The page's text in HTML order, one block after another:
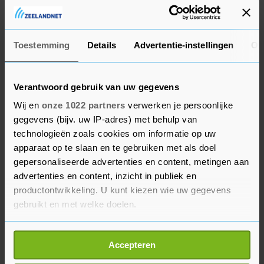
Toestemming Details Advertentie-instellingen
Verantwoord gebruik van uw gegevens
Wij en onze 1022 partners verwerken je persoonlijke
gegevens (bijv. uw IP-adres) met behulp van
technologieën zoals cookies om informatie op uw
apparaat op te slaan en te gebruiken met als doel
gepersonaliseerde advertenties en content, metingen aan
advertenties en content, inzicht in publiek en
productontwikkeling. U kunt kiezen wie uw gegevens
gebruikt en met welke doelen.
Als u het toestaat, willen we ook graag:
Informatie verzamelen over uw geografische
Accepteren
ING echter in goede financiële staat, waardoor
het totale aantal faillissementen beperkt blijft.
Ook kijken aannemers met meer vertrouwen
van hun orderboeken en meer bereid om
personeel aan te nemen. Begin 2024 was het
ondernemersvertrouwen nog bijna negatief, maar
sindsdien neemt het gestaag toe.
Steeds meer bouwers willen ook hun
verkoopprijzen verhogen in 2025. In juni 2025 gaf
ongeveer een derde van alle bouwbedrijven aan
prijsstijgingen te willen doorvoeren. Volgens ING
stijgen de materiaalkosten nauwelijks, maar
nemen de loonkosten wel behoorlijk toe en is er